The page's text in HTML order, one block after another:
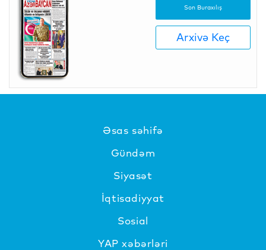
Son Buraxılış
Arxivə Keç
Əsas səhifə
Gündəm
Siyasət
İqtisadiyyat
Sosial
YAP xəbərləri